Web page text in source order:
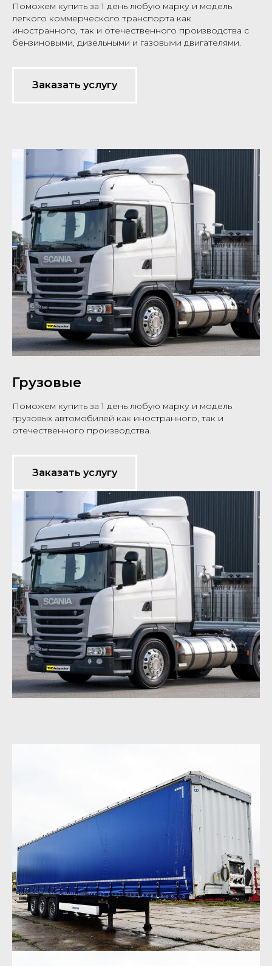
Поможем купить за 1 день любую марку и модель
легкого коммерческого транспорта как
иностранного, так и отечественного производства с
бензиновыми, дизельными и газовыми двигателями.
Заказать услугу
Грузовые
Поможем купить за 1 день любую марку и модель
грузовых автомобилей как иностранного, так и
отечественного производства.
Заказать услугу